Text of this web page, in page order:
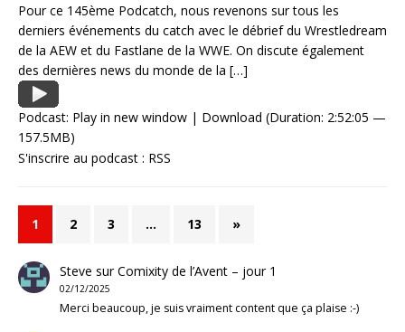
Pour ce 145ème Podcatch, nous revenons sur tous les
derniers événements du catch avec le débrief du Wrestledream
de la AEW et du Fastlane de la WWE. On discute également
des dernières news du monde de la […]
Podcast: Play in new window | Download (Duration: 2:52:05 —
157.5MB)
S'inscrire au podcast : RSS
1 2 3 … 13 »
Steve surComixity de l’Avent – jour 1
02/12/2025
Merci beaucoup, je suis vraiment content que ça plaise :-)